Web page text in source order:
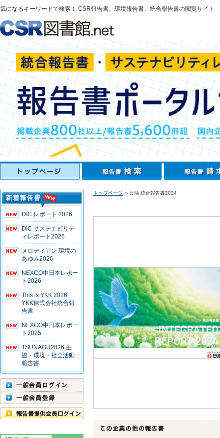
気になるキーワードで検索！ CSR報告書、環境報告書、統合報告書の閲覧サイト
DIC レポート 2026
DIC サステナビリテ
ィレポート2026
メロディアン 環境の
あゆみ2026
NEXCO中日本レポー
ト2026
This is YKK 2026
YKK株式会社統合報
告書
NEXCO中日本レポー
ト2025
TSUNAGU2026 生
協・環境・社会活動
報告書
トップページ ＞日油 統合報告書2024